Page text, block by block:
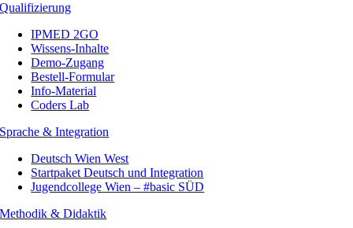
Qualifizierung
IPMED 2GO
Wissens-Inhalte
Demo-Zugang
Bestell-Formular
Info-Material
Coders Lab
Sprache & Integration
Deutsch Wien West
Startpaket Deutsch und Integration
Jugendcollege Wien – #basic SÜD
Methodik & Didaktik